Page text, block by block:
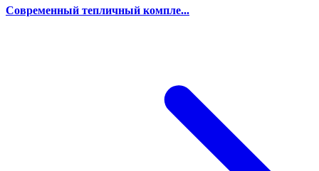
Современный тепличный компле...